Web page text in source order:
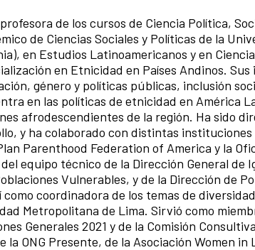
de los cursos de Ciencia Política,
de Ciencias Sociales y Políticas de la
en Estudios Latinoamericanos y en
en Etnicidad en Países Andinos.
género y políticas públicas, inclusión
en las políticas de etnicidad en América
afrodescendientes de la región. Ha sido
y ha colaborado con distintas
Parenthood Federation of America y la
equipo técnico de la Dirección General de
Vulnerables, y de la Dirección de
coordinadora de los temas de
Metropolitana de Lima. Sirvió como
Generales 2021 y de la Comisión
la ONG Presente, de la Asociación Women in